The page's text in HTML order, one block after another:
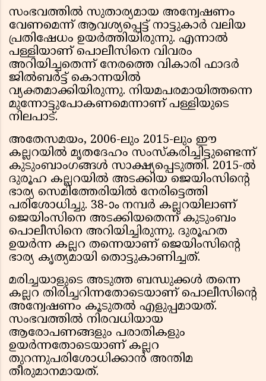
സംഭവത്തിൽ സുതാര്യമായ അന്വേഷണം
വേണമെന്ന് ആവശ്യപ്പെട്ട് നാട്ടുകാർ വലിയ
പ്രതിഷേധം ഉയർത്തിയിരുന്നു. എന്നാൽ
പള്ളിയാണ് പൊലീസിനെ വിവരം
അറിയിച്ചതെന്ന് നേരത്തെ വികാരി ഫാദർ
ജിൽബർട്ട് കൊന്നയിൽ
വ്യക്തമാക്കിയിരുന്നു. നിയമപരമായിത്തന്നെ
മുന്നോട്ടുപോകണമെന്നാണ് പള്ളിയുടെ
നിലപാട്.
അതേസമയം, 2006-ലും 2015-ലും ഈ
കല്ലറയിൽ മൃതദേഹം സംസ്കരിച്ചിട്ടുണ്ടെന്ന്
കുടുംബാംഗങ്ങൾ സാക്ഷ്യപ്പെടുത്തി. 2015-ൽ
ദുരൂഹ കല്ലറയിൽ അടക്കിയ ജെയിംസിൻ്റെ
ഭാര്യ സെമിത്തേരിയിൽ നേരിട്ടെത്തി
പരിശോധിച്ചു. 38-ാം നമ്പർ കല്ലറയിലാണ്
ജെയിംസിനെ അടക്കിയതെന്ന് കുടുംബം
പൊലീസിനെ അറിയിച്ചിരുന്നു. ദുരൂഹത
ഉയർന്ന കല്ലറ തന്നെയാണ് ജെയിംസിൻ്റെ
ഭാര്യ കൃത്യമായി തൊട്ടുകാണിച്ചത്.
മരിച്ചയാളുടെ അടുത്ത ബന്ധുക്കൾ തന്നെ
കല്ലറ തിരിച്ചറിന്നതോടെയാണ് പൊലീസിൻ്റെ
അന്വേഷണം കൂടുതൽ എളുപ്പമായത്.
സംഭവത്തിൽ നിരവധിയായ
ആരോപണങ്ങളും പരാതികളും
ഉയർന്നതോടെയാണ് കല്ലറ
തുറന്നുപരിശോധിക്കാൻ അന്തിമ
തീരുമാനമായത്.